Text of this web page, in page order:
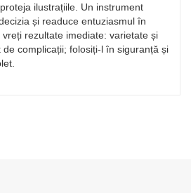
ilustrațiile. Un instrument
și readuce entuziasmul în
rezultate imediate: varietate și
complicații; folosiți-l în siguranță și